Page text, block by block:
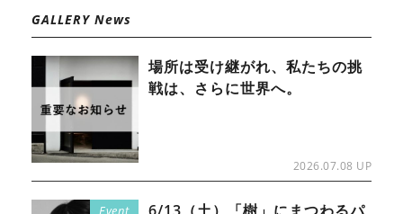
GALLERY News
場所は受け継がれ、私たちの挑
戦は、さらに世界へ。
2026.07.08 UP
Event